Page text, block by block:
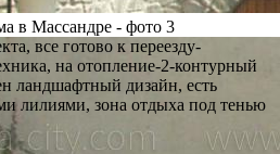
все готово к переезду-
на отопление-2-контурный
ландшафтный дизайн, есть
лилиями, зона отдыха под тенью